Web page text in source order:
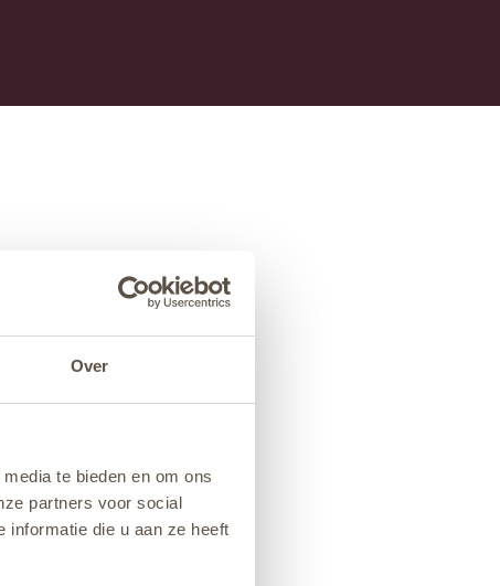
Over
te bieden en om ons
partners voor social
informatie die u aan ze heeft